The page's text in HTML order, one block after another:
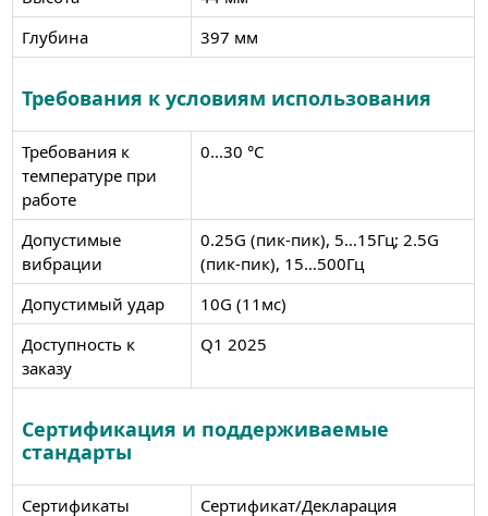
Глубина
397 мм
Требования к условиям использования
Требования к
температуре при
работе
0...30 °C
Допустимые
вибрации
0.25G (пик-пик), 5…15Гц; 2.5G
(пик-пик), 15…500Гц
Допустимый удар
10G (11мс)
Доступность к
заказу
Q1 2025
Сертификация и поддерживаемые
стандарты
Сертификаты
Сертификат/Декларация